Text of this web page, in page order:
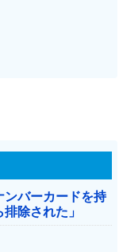
バーカードを持
除された」